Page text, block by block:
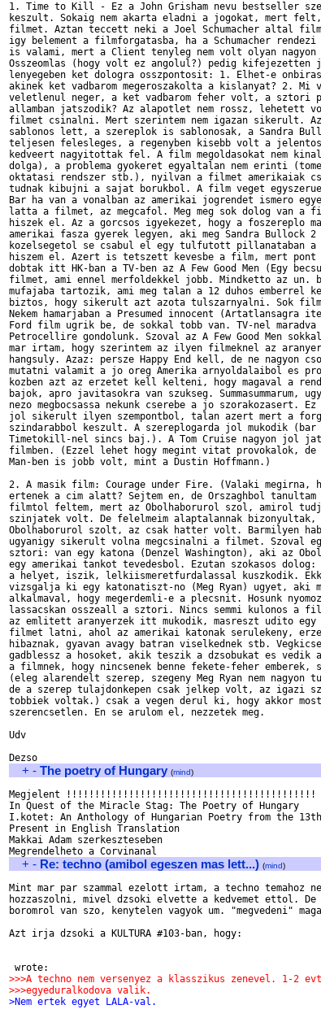
1. Time to Kill - Ez a John Grisham nevu bestseller
keszult. Sokaig nem akarta eladni a jogokat, mert
filmet. Aztan teccett neki a Joel Schumacher altal
igy belement a filmforgatasba, ha a Schumacher
is valami, mert a Client tenyleg nem volt olyan nagyon
Osszeomlas (hogy volt ez angolul?) pedig
lenyegeben ket dologra osszpontosit: 1. Elhet-e
akinek ket vadbarom megeroszakolta a kislanyat? 2. Mi
veletlenul neger, a ket vadbarom feher volt, a sztori
allamban jatszodik? Az alapotlet nem rossz, lehetett
filmet csinalni. Mert szerintem nem igazan sikerult.
sablonos lett, a szereplok is sablonosak, a Sandra
teljesen felesleges, a regenyben kisebb volt a
kedveert nagyitottak fel. A film megoldasokat nem
dolga), a problema gyokeret egyaltalan nem erinti
oktatasi rendszer stb.), nyilvan a filmet amerikaiak
tudnak kibujni a sajat borukbol. A film veget
Bar ha van a vonalban az amerikai jogrendet ismero
latta a filmet, az megcafol. Meg meg sok dolog van a
hiszek el. Az a gorcsos igyekezet, hogy a foszereplo
amerikai fasza gyerek legyen, aki meg Sandra Bullock 2
kozelsegetol se csabul el egy tulfutott pillanataban
hiszem el. Azert is tetszett kevesbe a film, mert pont
dobtak itt HK-ban a TV-ben az A Few Good Men (Egy
filmet, ami ennel merfoldekkel jobb. Mindketto az un.
mufajaba tartozik, ami meg talan a 12 duhos emberrel
biztos, hogy sikerult azt azota tulszarnyalni. Sok
Nekem hamarjaban a Presumed innocent (Artatlansagra
Ford film ugrik be, de sokkal tobb van. TV-nel maradva
Petrocellire gondolunk. Szoval az A Few Good Men
mar irtam, hogy szerintem az ilyen filmeknel az
hangsuly. Azaz: persze Happy End kell, de ne nagyon
mutatni valamit a jo oreg Amerika arnyoldalaibol es
kozben azt az erzetet kell kelteni, hogy magaval a
bajok, apro javitasokra van szukseg. Summasummarum,
nezo megbocsassa nekunk cserebe a jo szorakozasert.
jol sikerult ilyen szempontbol, talan azert mert a
szindarabbol keszult. A szereplogarda jol mukodik (bar
Timetokill-nel sincs baj.). A Tom Cruise nagyon jol
filmben. (Ezzel lehet hogy megint vitat provokalok, de
Man-ben is jobb volt, mint a Dustin Hoffmann.)
2. A masik film: Courage under Fire. (Valaki megirna,
ertenek a cim alatt? Sejtem en, de Orszaghbol
filmtol feltem, mert az Obolhaborurol szol, amirol
szinjatek volt. De felelmeim alaptalannak bizonyultak,
Obolhaborurol szolt, az csak hatter volt. Barmilyen
ugyanigy sikerult volna megcsinalni a filmet. Szoval
sztori: van egy katona (Denzel Washington), aki az
egy amerikai tankot tevedesbol. Ezutan szokasos
a helyet, iszik, lelkiismeretfurdalassal kuszkodik.
vizsgalja ki egy katonatiszt-no (Meg Ryan) ugyet, aki
alkalmaval, hogy megerdemli-e a plecsnit. Hosunk
lassacskan osszeall a sztori. Nincs semmi kulonos a
az emlitett aranyerzek itt mukodik, masreszt udito egy
filmet latni, ahol az amerikai katonak serulekeny,
hibaznak, gyavan avagy batran viselkednek stb.
gadblessz a hosoket, akik teszik a dzsobukat es vedik
a filmnek, hogy nincsenek benne fekete-feher emberek,
(eleg alarendelt szerep, szegeny Meg Ryan nem nagyon
de a szerep tulajdonkepen csak jelkep volt, az igazi
tobbiek voltak.) csak a vegen derul ki, hogy akkor
szerencsetlen. En se arulom el, nezzetek meg.
Udv
+ - The poetry of Hungary (mind)
Megjelent !!!!!!!!!!!!!!!!!!!!!!!!!!!!!!!!!!!!!!!!!!!!
In Quest of the Miracle Stag: The Poetry of Hungary
I.kotet: An Anthology of Hungarian Poetry from the
Present in English Translation
Makkai Adam szerkeszteseben
+ - Re: techno (amibol egeszen mas lett...) (mind)
Mint mar par szammal ezelott irtam, a techno temahoz
hozzaszolni, mivel dzsoki elvette a kedvemet ettol.
boromrol van szo, kenytelen vagyok um. "megvedeni"
Azt irja dzsoki a KULTURA #103-ban, hogy:
wrote:
>>>A techno nem versenyez a klasszikus zenevel. 1-2
>>>egyeduralkodova valik.
>Nem ertek egyet LALA-val.